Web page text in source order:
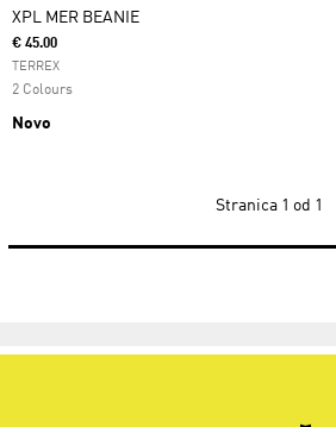
XPL MER BEANIE
€ 45.00
TERREX
2 Colours
Novo
Stranica 1 od 1